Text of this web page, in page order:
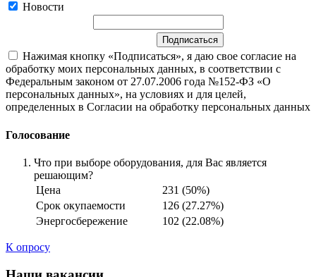
Новости
Нажимая кнопку «Подписаться», я даю свое согласие на
обработку моих персональных данных, в соответствии с
Федеральным законом от 27.07.2006 года №152-ФЗ «О
персональных данных», на условиях и для целей,
определенных в Согласии на обработку персональных данных
Голосование
Что при выборе оборудования, для Вас является
решающим?
Цена
231 (50%)
Срок окупаемости
126 (27.27%)
Энергосбережение
102 (22.08%)
К опросу